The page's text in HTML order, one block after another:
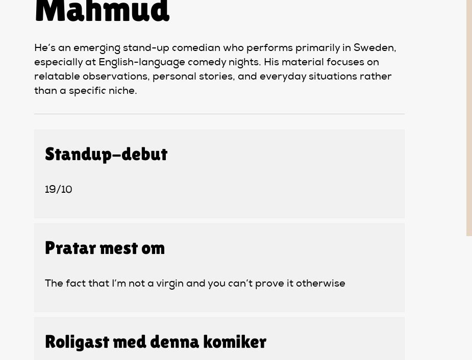
Mahmud
He’s an emerging stand-up comedian who performs primarily in Sweden,
especially at English-language comedy nights. His material focuses on
relatable observations, personal stories, and everyday situations rather
than a specific niche.
Standup-debut
19/10
Pratar mest om
The fact that I’m not a virgin and you can’t prove it otherwise
Roligast med denna komiker